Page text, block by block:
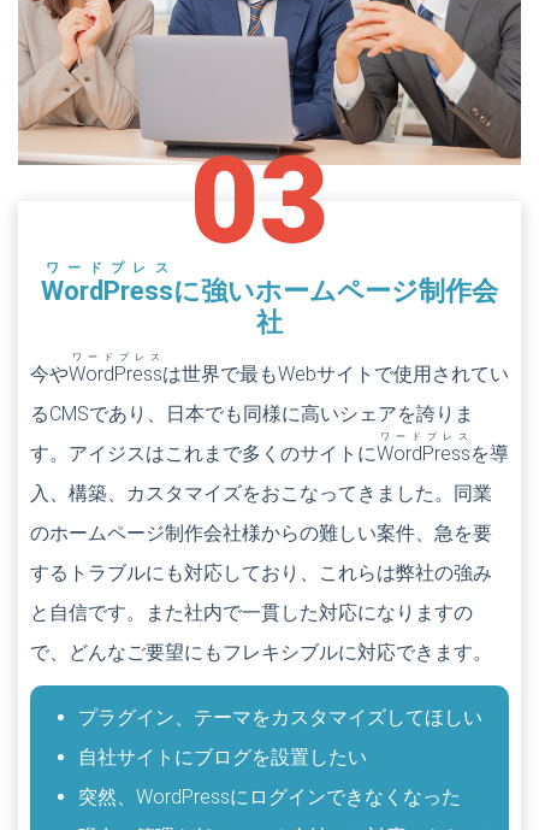
03
WordPress
ワードプレス
に強いホームページ制作会
社
今やWordPress
ワードプレス
は世界で最もWebサイトで使用されてい
るCMSであり、日本でも同様に高いシェアを誇りま
す。アイジスはこれまで多くのサイトにWordPress
ワードプレス
を導
入、構築、カスタマイズをおこなってきました。同業
のホームページ制作会社様からの難しい案件、急を要
するトラブルにも対応しており、これらは弊社の強み
と自信です。また社内で一貫した対応になりますの
で、どんなご要望にもフレキシブルに対応できます。
プラグイン、テーマをカスタマイズしてほしい
自社サイトにブログを設置したい
突然、WordPressにログインできなくなった